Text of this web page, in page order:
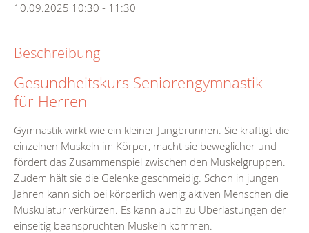
10.09.2025 10:30 - 11:30
Beschreibung
Gesundheitskurs Seniorengymnastik
für Herren
Gymnastik wirkt wie ein kleiner Jungbrunnen. Sie kräftigt die
einzelnen Muskeln im Körper, macht sie beweglicher und
fördert das Zusammenspiel zwischen den Muskelgruppen.
Zudem hält sie die Gelenke geschmeidig. Schon in jungen
Jahren kann sich bei körperlich wenig aktiven Menschen die
Muskulatur verkürzen. Es kann auch zu Überlastungen der
einseitig beanspruchten Muskeln kommen.